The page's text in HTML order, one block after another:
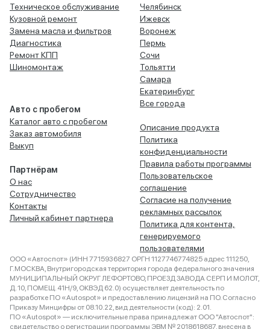
Техническое обслуживание
Кузовной ремонт
Замена масла и фильтров
Диагностика
Ремонт КПП
Шиномонтаж
Авто с пробегом
Каталог авто с пробегом
Заказ автомобиля
Выкуп
Партнёрам
О нас
Сотрудничество
Контакты
Личный кабинет партнера
Челябинск
Ижевск
Воронеж
Пермь
Сочи
Тольятти
Самара
Екатеринбург
Все города
Описание продукта
Политика
конфиденциальности
Правила работы программы
Пользовательское
соглашение
Согласие на получение
рекламных рассылок
Политика для контента,
генерируемого
пользователями
ООО «Автоспот» (ИНН 7715936827 ОРГН 1127746774825 адрес 111250,
Г.МОСКВА, Внутригородская территория города федерального значения
МУНИЦИПАЛЬНЫЙ ОКРУГ ЛЕФОРТОВО, ПРОЕЗД ЗАВОДА СЕРП И МОЛОТ,
Д. 10, ПОМЕЩ. 41Н/9, ОКВЭД 62.0) осуществляет деятельность по
разработке ПО «Autospot» и предоставлению лицензий на ПО. Согласно
Приказу Минцифры от 08.10.22, вид деятельности (код): 2.01.
ПО «Autospot» — исключительные права принадлежат ООО "Автоспот":
свидетельство о регистрации программы ЭВМ № 2018618687, внесена в